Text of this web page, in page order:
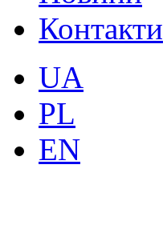
Контакти
UA
PL
EN